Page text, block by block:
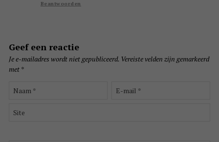
Beantwoorden
Geef een reactie
Je e-mailadres wordt niet gepubliceerd. Vereiste velden zijn gemarkeerd
met *